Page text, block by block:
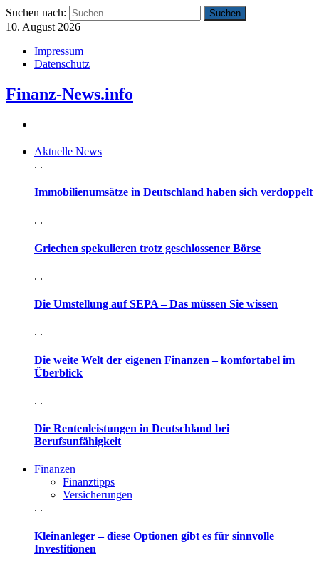
Suchen nach:
10. August 2026
Impressum
Datenschutz
Finanz-News.info
Aktuelle News
. .
Immobilienumsätze in Deutschland haben sich verdoppelt
. .
Griechen spekulieren trotz geschlossener Börse
. .
Die Umstellung auf SEPA – Das müssen Sie wissen
. .
Die weite Welt der eigenen Finanzen – komfortabel im
Überblick
. .
Die Rentenleistungen in Deutschland bei
Berufsunfähigkeit
Finanzen
Finanztipps
Versicherungen
. .
Kleinanleger – diese Optionen gibt es für sinnvolle
Investitionen